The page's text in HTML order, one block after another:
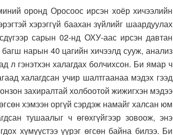
оронд Оросоос ирсэн хоёр хичээлийн
хэрэггүй баахан зүйлийг шаардуулах
сарын 02-нд ОХУ-аас ирсэн давтан
нарын 40 цагийн хичээлд сууж, анализ
л гэнэтхэн халагдах болчихсон. Би ямар ч
халагдсан учир шалтгаанаа мэдэх гээд
захиралтай холбоотой жижигхэн мэдээ
хэмээн оргүй сэрдэж намайг халсан юм
тушаалыг ч өгөхгүйгээр зовоож, энэ
хүмүүстээ үүрэг өгсөн байна билээ. Би